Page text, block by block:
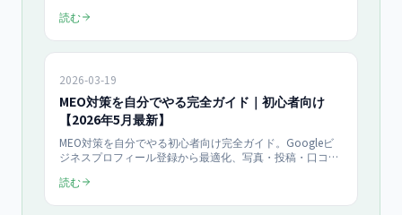
ップをまとめます。
読む
2026-03-19
MEO対策を自分でやる完全ガイド｜初心者向け
【2026年5月最新】
MEO対策を自分でやる初心者向け完全ガイド。Googleビ
ジネスプロフィール登録から最適化、写真・投稿・口コミ
スト・100社支援で見えた成果KPI・固有事例付き。
読む